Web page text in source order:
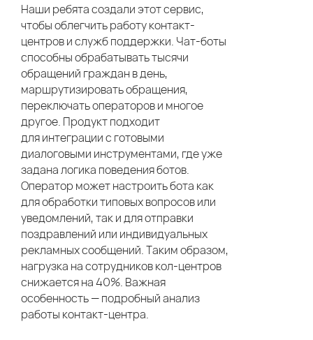
Наши ребята создали этот сервис,
чтобы облегчить работу контакт-
центров и служб поддержки. Чат-боты
способны обрабатывать тысячи
обращений граждан в день,
маршрутизировать обращения,
переключать операторов и многое
другое. Продукт подходит
для интеграции с готовыми
диалоговыми инструментами, где уже
задана логика поведения ботов.
Оператор может настроить бота как
для обработки типовых вопросов или
уведомлений, так и для отправки
поздравлений или индивидуальных
рекламных сообщений. Таким образом,
нагрузка на сотрудников кол-центров
снижается на 40%. Важная
особенность — подробный анализ
работы контакт-центра.